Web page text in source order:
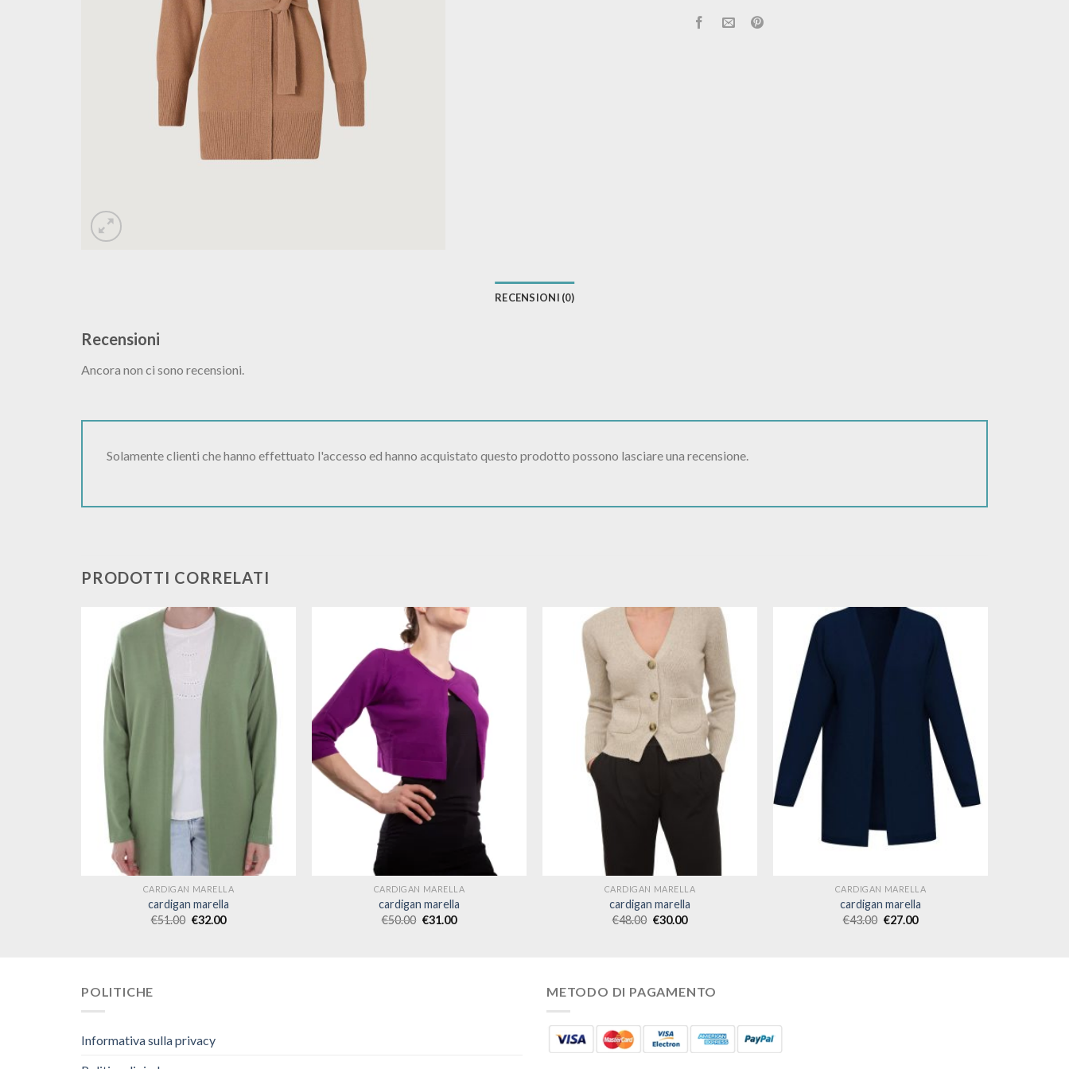
RECENSIONI (0)
Recensioni
Ancora non ci sono recensioni.
Solamente clienti che hanno effettuato l'accesso ed hanno acquistato questo prodotto possono lasciare una recensione.
PRODOTTI CORRELATI
CARDIGAN MARELLA
cardigan marella
€51.00 €32.00
CARDIGAN MARELLA
cardigan marella
€50.00 €31.00
CARDIGAN MARELLA
cardigan marella
€48.00 €30.00
CARDIGAN MARELLA
cardigan marella
€43.00 €27.00
POLITICHE
Informativa sulla privacy
METODO DI PAGAMENTO